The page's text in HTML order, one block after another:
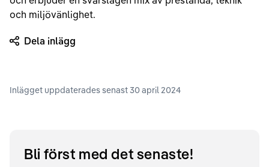
och miljövänlighet.
Dela inlägg
Inlägget uppdaterades senast30 april 2024
Bli först med det senaste!